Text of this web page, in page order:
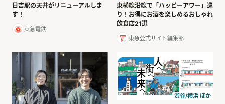
日吉駅の天井がリニューアルしま
す！
東急電鉄
東横線沿線で「ハッピーアワー」巡
り！お得にお酒を楽しめるおしゃれ
飲食店21選
東急公式サイト編集部
渋谷/横浜 ほか